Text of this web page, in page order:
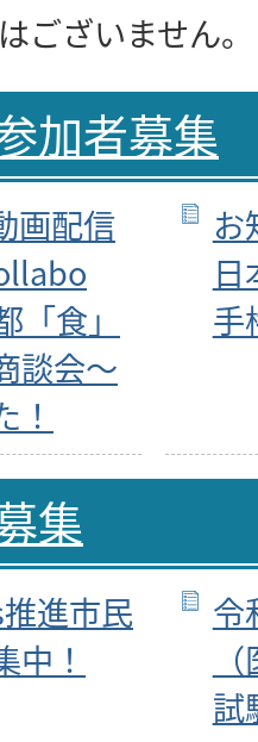
ございません。
加者募集
画配信
食」
談会～
！
お
手
集
進市民
！
令
試